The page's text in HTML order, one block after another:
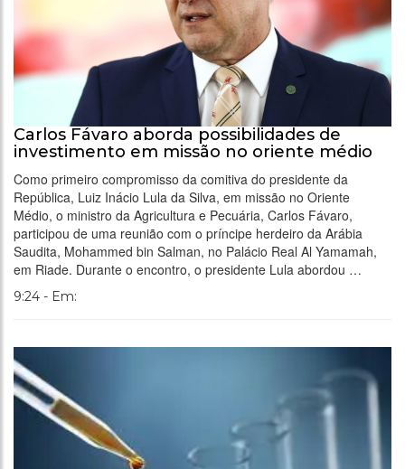
Carlos Fávaro aborda possibilidades de
investimento em missão no oriente médio
Como primeiro compromisso da comitiva do presidente da
República, Luiz Inácio Lula da Silva, em missão no Oriente
Médio, o ministro da Agricultura e Pecuária, Carlos Fávaro,
participou de uma reunião com o príncipe herdeiro da Arábia
Saudita, Mohammed bin Salman, no Palácio Real Al Yamamah,
em Riade. Durante o encontro, o presidente Lula abordou …
9:24 - Em: